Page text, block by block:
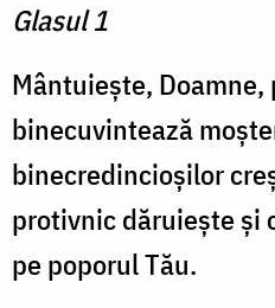
Glasul 1
Mântuieşte, Doamne,
binecuvintează
binecredincioşilor
protivnic dăruieşte şi
pe poporul Tău.